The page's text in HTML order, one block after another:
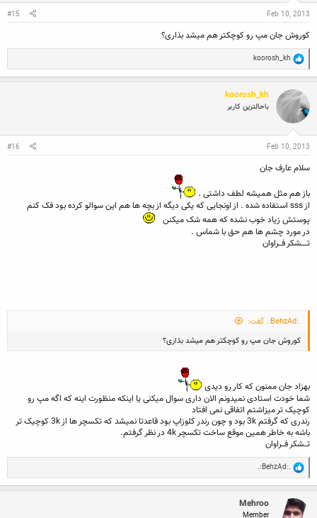
:
Feb 10, 2013
#15
کوروش جان مپ رو کوچکتر هم میشد بذاری؟
R
e
a
c
t
n
:
koorosh_kh
koorosh_kh
باحالترین کاربر
Feb 10, 2013
#16
سلام عارف جان
باز هم مثل همیشه لطف داشتی .
از sss استفاده شده . از اونجایی که یکی دیگه از بچه ها هم این سوالو کرده بود فک کنم
پوستش زیاد خوب نشده که همه شک میکنن
در مورد چشم ها هم حق با شماس .
تــــشکر فــراوان
.:BehzAd:. گفت:
کوروش جان مپ رو کوچکتر هم میشد بذاری؟
بهزاد جان ممنون که کار رو دیدی
شما خودت استادی نمیدونم الان داری سوال میکنی یا اینکه منظورت اینه که اگه مپ رو
کوچیک تر میزاشتم اتفاقی نمی افتاد
رندری که گرفتم 3k بود و چون رندر کلوزاپ بود قاعدتا نمیشد که تکسچر ها از 3k کوچیک تر
باشه به خاطر همین موقع ساخت تکسچر 4k در نظر گرفتم.
تــشکر فــراوان
R
e
a
c
t
i
.:BehzAd:.
Mehroo
Member